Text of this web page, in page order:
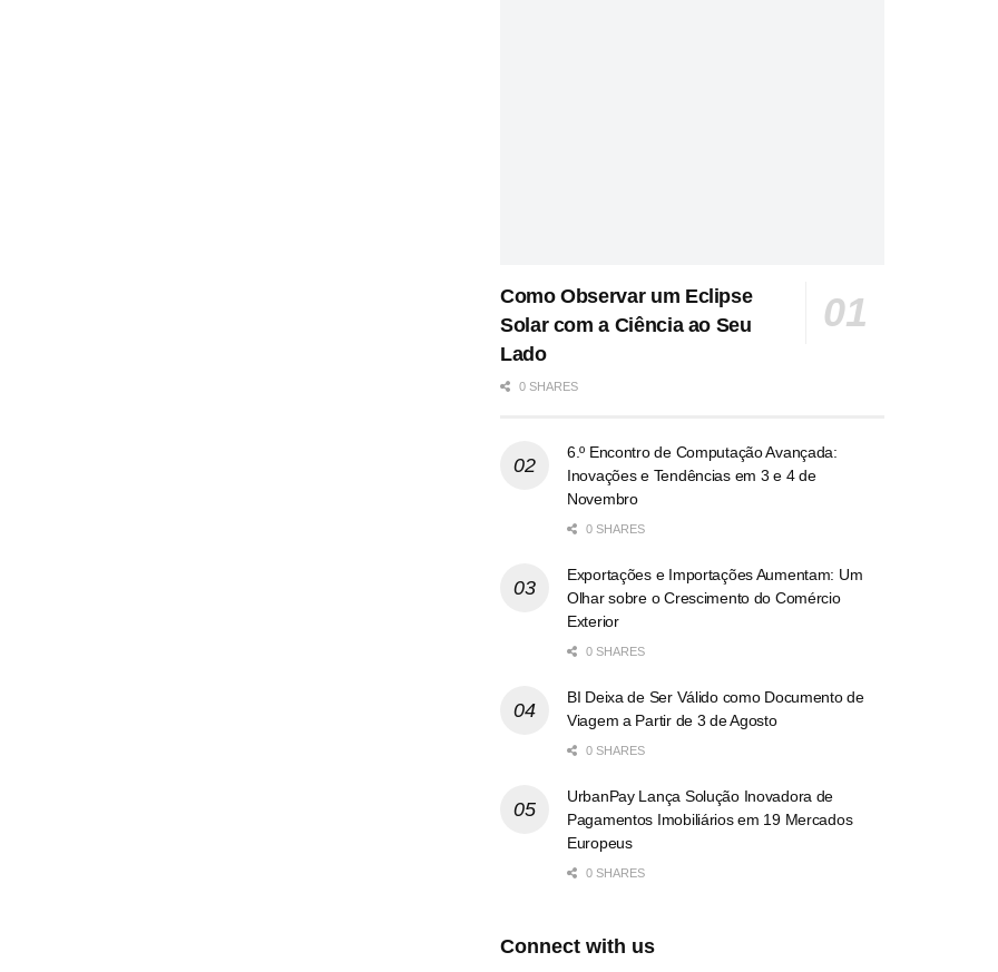
Como Observar um Eclipse
Solar com a Ciência ao Seu
Lado
0 SHARES
6.º Encontro de Computação Avançada:
Inovações e Tendências em 3 e 4 de
Novembro
0 SHARES
Exportações e Importações Aumentam: Um
Olhar sobre o Crescimento do Comércio
Exterior
0 SHARES
BI Deixa de Ser Válido como Documento de
Viagem a Partir de 3 de Agosto
0 SHARES
UrbanPay Lança Solução Inovadora de
Pagamentos Imobiliários em 19 Mercados
Europeus
0 SHARES
Connect with us